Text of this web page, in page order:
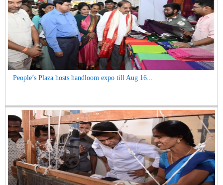
People’s Plaza hosts handloom expo till Aug 16...